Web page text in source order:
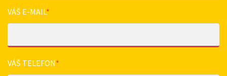
VÁŠ E-MAIL*
VÁŠ TELEFON*